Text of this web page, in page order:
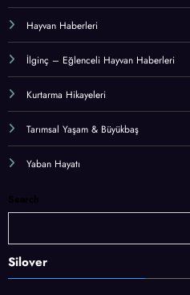
Hayvan Haberleri
İlginç – Eğlenceli Hayvan Haberleri
Kurtarma Hikayeleri
Tarımsal Yaşam & Büyükbaş
Yaban Hayatı
Search
Silover